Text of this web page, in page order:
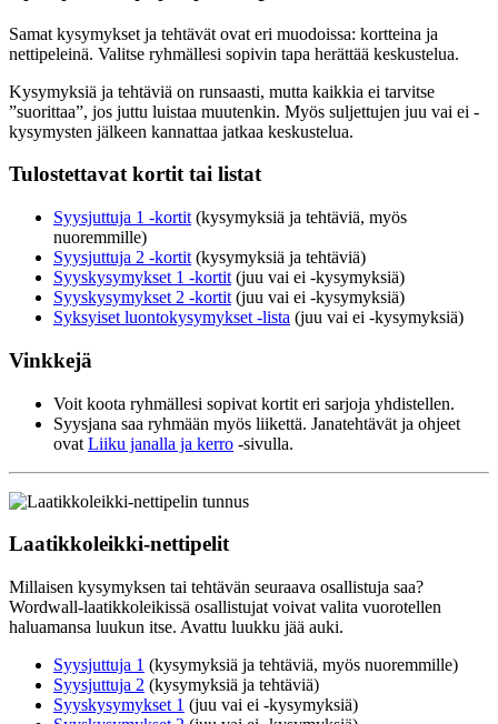
Samat kysymykset ja tehtävät ovat eri muodoissa: kortteina ja
nettipeleinä. Valitse ryhmällesi sopivin tapa herättää keskustelua.
Kysymyksiä ja tehtäviä on runsaasti, mutta kaikkia ei tarvitse
”suorittaa”, jos juttu luistaa muutenkin. Myös suljettujen juu vai ei -
kysymysten jälkeen kannattaa jatkaa keskustelua.
Tulostettavat kortit tai listat
Syysjuttuja 1 -kortit (kysymyksiä ja tehtäviä, myös
nuoremmille)
Syysjuttuja 2 -kortit (kysymyksiä ja tehtäviä)
Syyskysymykset 1 -kortit (juu vai ei -kysymyksiä)
Syyskysymykset 2 -kortit (juu vai ei -kysymyksiä)
Syksyiset luontokysymykset -lista (juu vai ei -kysymyksiä)
Vinkkejä
Voit koota ryhmällesi sopivat kortit eri sarjoja yhdistellen.
Syysjana saa ryhmään myös liikettä. Janatehtävät ja ohjeet
ovat Liiku janalla ja kerro -sivulla.
Laatikkoleikki-nettipelit
Millaisen kysymyksen tai tehtävän seuraava osallistuja saa?
Wordwall-laatikkoleikissä osallistujat voivat valita vuorotellen
haluamansa luukun itse. Avattu luukku jää auki.
Syysjuttuja 1 (kysymyksiä ja tehtäviä, myös nuoremmille)
Syysjuttuja 2 (kysymyksiä ja tehtäviä)
Syyskysymykset 1 (juu vai ei -kysymyksiä)